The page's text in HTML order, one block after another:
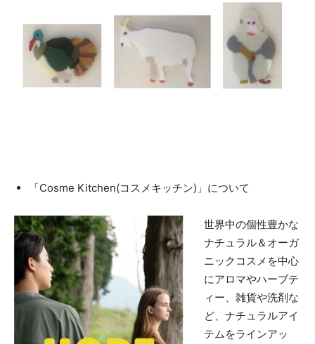
「Cosme Kitchen(コスメキッチン)」について
世界中の個性豊かな
ナチュラル＆オーガ
ニックコスメを中心
にアロマやハーブテ
ィー、雑貨や洗剤な
ど、ナチュラルアイ
テムをラインアッ